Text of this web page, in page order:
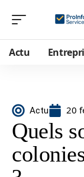
Actu
Actu 20
Quels